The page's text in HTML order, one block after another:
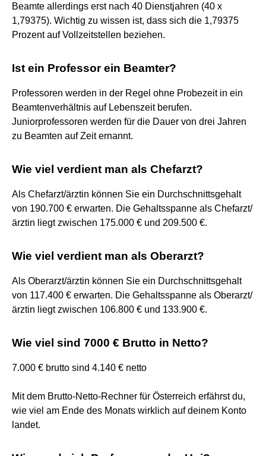
Beamte allerdings erst nach 40 Dienstjahren (40 x
1,79375). Wichtig zu wissen ist, dass sich die 1,79375
Prozent auf Vollzeitstellen beziehen.
Ist ein Professor ein Beamter?
Professoren werden in der Regel ohne Probezeit in ein
Beamtenverhältnis auf Lebenszeit berufen.
Juniorprofessoren werden für die Dauer von drei Jahren
zu Beamten auf Zeit ernannt.
Wie viel verdient man als Chefarzt?
Als Chefarzt/ärztin können Sie ein Durchschnittsgehalt
von 190.700 € erwarten. Die Gehaltsspanne als Chefarzt/
ärztin liegt zwischen 175.000 € und 209.500 €.
Wie viel verdient man als Oberarzt?
Als Oberarzt/ärztin können Sie ein Durchschnittsgehalt
von 117.400 € erwarten. Die Gehaltsspanne als Oberarzt/
ärztin liegt zwischen 106.800 € und 133.900 €.
Wie viel sind 7000 € Brutto in Netto?
7.000 € brutto sind 4.140 € netto
Mit dem Brutto-Netto-Rechner für Österreich erfährst du,
wie viel am Ende des Monats wirklich auf deinem Konto
landet.